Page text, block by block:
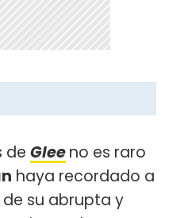
de Gleeno es raro
haya recordado a
de su abrupta y